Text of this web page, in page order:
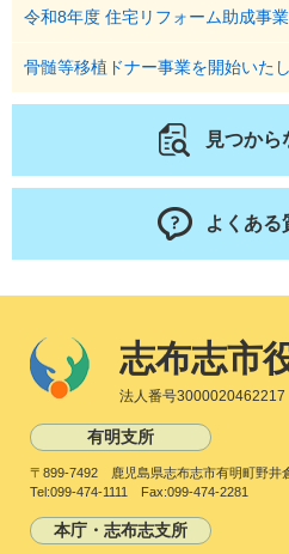
令和8年度 住宅リフォーム助成事
骨髄等移植ドナー事業を開始いたし
見つから
よくある
志布志市
法人番号3000020462217
有明支所
〒899-7492 鹿児島県志布志市有明町野井
Tel:099-474-1111 Fax:099-474-2281
本庁・志布志支所